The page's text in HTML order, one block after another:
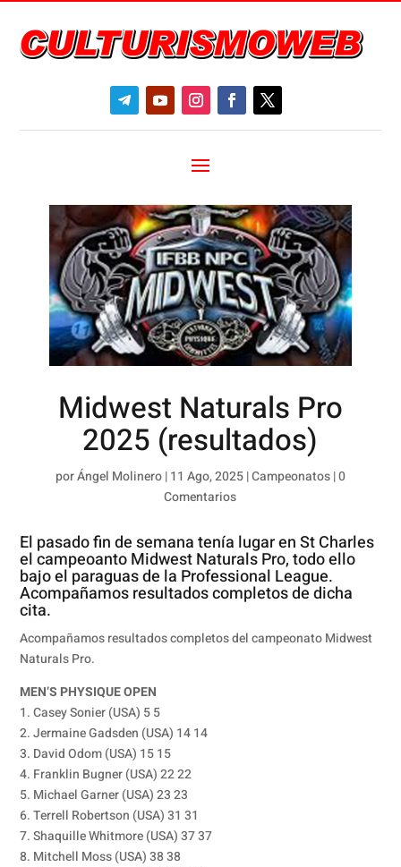
Midwest Naturals Pro
2025 (resultados)
porÁngel Molinero|11 Ago, 2025|Campeonatos|0
Comentarios
El pasado fin de semana tenía lugar en St Charles
el campeoanto Midwest Naturals Pro, todo ello
bajo el paraguas de la Professional League.
Acompañamos resultados completos de dicha
cita.
Acompañamos resultados completos del campeonato Midwest
Naturals Pro.
MEN’S PHYSIQUE OPEN
1. Casey Sonier (USA) 5 5
2. Jermaine Gadsden (USA) 14 14
3. David Odom (USA) 15 15
4. Franklin Bugner (USA) 22 22
5. Michael Garner (USA) 23 23
6. Terrell Robertson (USA) 31 31
7. Shaquille Whitmore (USA) 37 37
8. Mitchell Moss (USA) 38 38